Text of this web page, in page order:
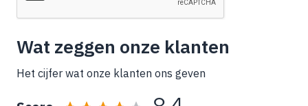
Wat zeggen onze klanten
Het cijfer wat onze klanten ons geven